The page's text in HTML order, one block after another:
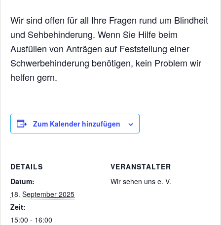
Wir sind offen für all Ihre Fragen rund um Blindheit
und Sehbehinderung. Wenn Sie Hilfe beim
Ausfüllen von Anträgen auf Feststellung einer
Schwerbehinderung benötigen, kein Problem wir
helfen gern.
Zum Kalender hinzufügen
DETAILS
Datum:
18. September 2025
Zeit:
15:00 - 16:00
VERANSTALTER
Wir sehen uns e. V.